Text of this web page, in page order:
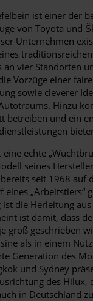
ist einer der
von Toyota und
Unternehmen
an vier Standorten
Vorzüge einer
sowie cleverer
Hinzu
betreiben und ein
echte
seines
seit 1968 auf
eines „Arbeitstiers“
die Herleitung
ist damit, dass
groß geschrieben
als in einem
Generation des
und Sydney
des Hilux,
in Deutschland